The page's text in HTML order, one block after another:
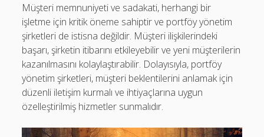
Müşteri memnuniyeti ve sadakati, herhangi bir
işletme için kritik öneme sahiptir ve portföy yönetim
şirketleri de istisna değildir. Müşteri ilişkilerindeki
başarı, şirketin itibarını etkileyebilir ve yeni müşterilerin
kazanılmasını kolaylaştırabilir. Dolayısıyla, portföy
yönetim şirketleri, müşteri beklentilerini anlamak için
düzenli iletişim kurmalı ve ihtiyaçlarına uygun
özelleştirilmiş hizmetler sunmalıdır.